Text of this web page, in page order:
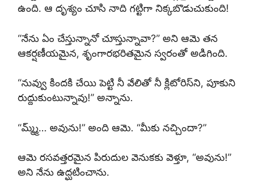
ఉంది. ఆ దృశ్యం చూసి నాది గట్టిగా నిక్కబొడుచుకుంది!
“నేను ఏం చేస్తున్నానో చూస్తున్నావా?” అని ఆమె తన
ఆకర్షణీయమైన, శృంగారభరితమైన స్వరంతో అడిగింది.
“నువ్వు కిందకి చేయి పెట్టి నీ వేలితో నీ క్లిటోరిస్‌ని, పూకుని
రుద్దుకుంటున్నావు!” అన్నాను.
“మ్మ్మ్… అవును!” అంది ఆమె. “మీకు నచ్చిందా?”
ఆమె రసవత్తరమైన పిరుదుల వెనుకకు వెళ్తూ, “అవును!”
అని నేను ఉద్ఘటించాను.